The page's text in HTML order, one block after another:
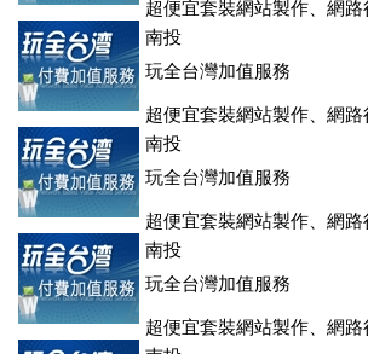
超便宜套裝網站製作、網路
登、訂房系統、客房委託旅行社銷售，全面
南投
玩全台灣加值服務
超便宜套裝網站製作、網路
登、訂房系統、客房委託旅行社銷售，全面
南投
玩全台灣加值服務
超便宜套裝網站製作、網路
登、訂房系統、客房委託旅行社銷售，全面
南投
玩全台灣加值服務
超便宜套裝網站製作、網路